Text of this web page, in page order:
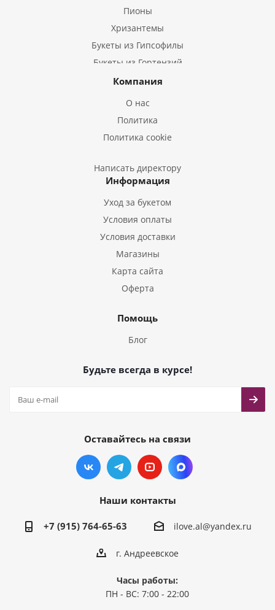
Пионы
Хризантемы
Букеты из Гипсофилы
Букеты из Гортензий
Букеты из Ирисов
Букеты из Эустом
Букеты из Гладиолусов
Букеты из Тюльпанов
Компания
О нас
Политика
Политика cookie
Написать директору
Информация
Уход за букетом
Условия оплаты
Условия доставки
Магазины
Карта сайта
Оферта
Помощь
Блог
Будьте всегда в курсе!
Оставайтесь на связи
Наши контакты
+7 (915) 764-65-63 ilove.al@yandex.ru
г. Андреевское
Часы работы:
ПН - ВС: 7:00 - 22:00